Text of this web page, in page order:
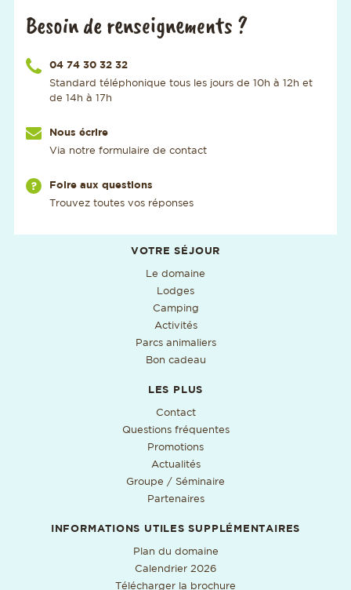
Besoin de renseignements ?
Appelez-nous au numéro
04 74 30 32 32
Standard téléphonique tous les jours de 10h à 12h et
de 14h à 17h
Nous écrire
Via notre formulaire de contact
Via notre page
Foire aux questions
Trouvez toutes vos réponses
Informations utiles supplémentaires
VOTRE SÉJOUR
Le domaine
Lodges
Camping
Activités
Parcs animaliers
Bon cadeau
LES PLUS
Contact
Questions fréquentes
Promotions
Actualités
Groupe / Séminaire
Partenaires
INFORMATIONS UTILES SUPPLÉMENTAIRES
Plan du domaine
Calendrier 2026
Télécharger la brochure